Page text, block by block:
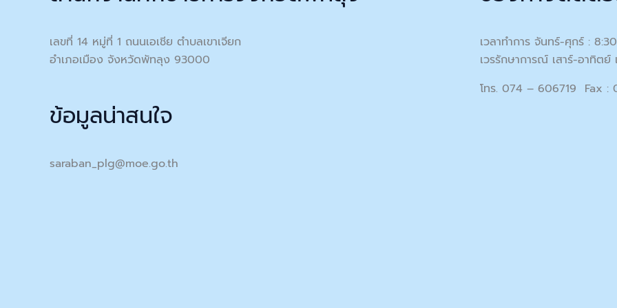
เลขที่ 14 หมู่ที่ 1 ถนนเอเชีย ตำบลเขาเจียก
อำเภอเมือง จังหวัดพัทลุง 93000
ข้อมูลน่าสนใจ
saraban_plg@moe.go.th
เวลาทำการ จันทร์-ศุกร์ :
เวรรักษาการณ์ เสาร์-อาทิต
โทร. 074 – 606719 Fax